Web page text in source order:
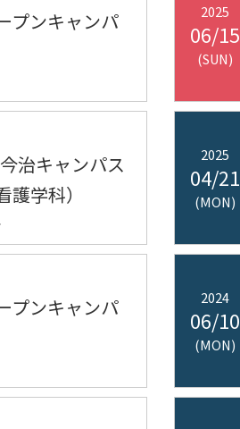
プンキャンパ
2025
06/15
(SUN)
治キャンパス
護学科）
2025
04/21
(MON)
プンキャンパ
2024
06/10
(MON)